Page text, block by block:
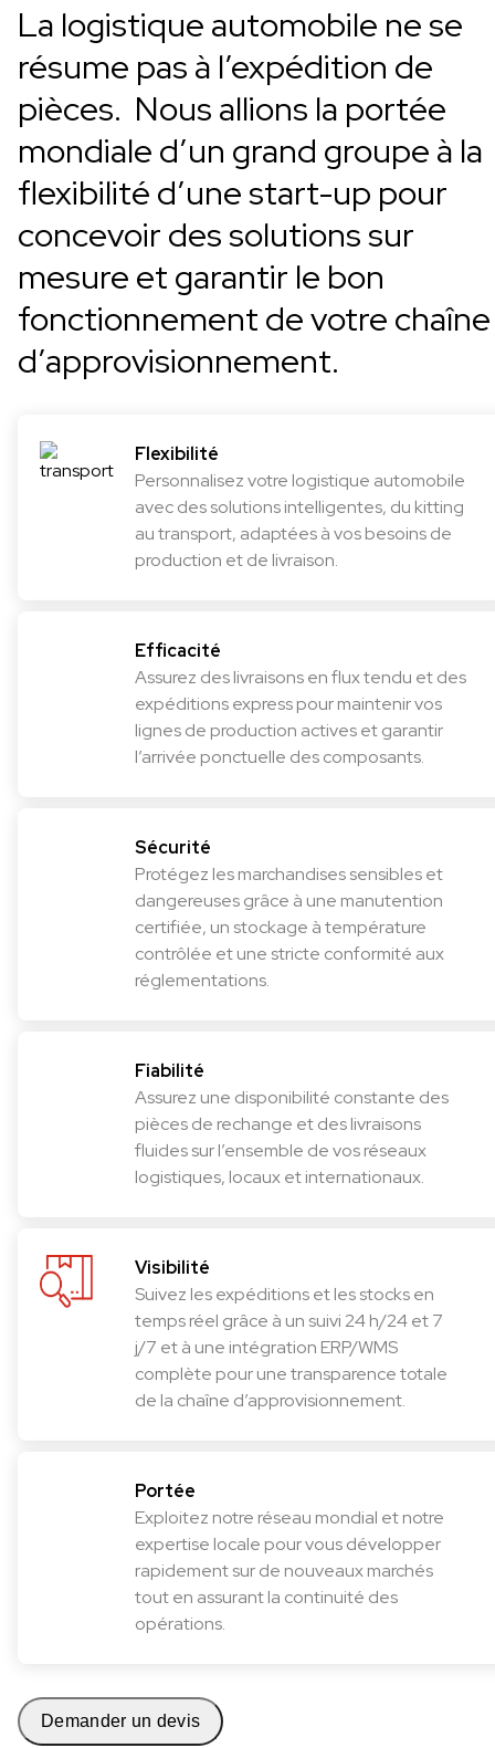
La logistique automobile ne se
résume pas à l’expédition de
pièces. Nous allions la portée
mondiale d’un grand groupe à la
flexibilité d’une start-up pour
concevoir des solutions sur
mesure et garantir le bon
fonctionnement de votre chaîne
d’approvisionnement.
Flexibilité
Personnalisez votre logistique automobile
avec des solutions intelligentes, du kitting
au transport, adaptées à vos besoins de
production et de livraison.
Efficacité
Assurez des livraisons en flux tendu et des
expéditions express pour maintenir vos
lignes de production actives et garantir
l’arrivée ponctuelle des composants.
Sécurité
Protégez les marchandises sensibles et
dangereuses grâce à une manutention
certifiée, un stockage à température
contrôlée et une stricte conformité aux
réglementations.
Fiabilité
Assurez une disponibilité constante des
pièces de rechange et des livraisons
fluides sur l’ensemble de vos réseaux
logistiques, locaux et internationaux.
Visibilité
Suivez les expéditions et les stocks en
temps réel grâce à un suivi 24 h/24 et 7
j/7 et à une intégration ERP/WMS
complète pour une transparence totale
de la chaîne d’approvisionnement.
Portée
Exploitez notre réseau mondial et notre
expertise locale pour vous développer
rapidement sur de nouveaux marchés
tout en assurant la continuité des
opérations.
Demander un devis